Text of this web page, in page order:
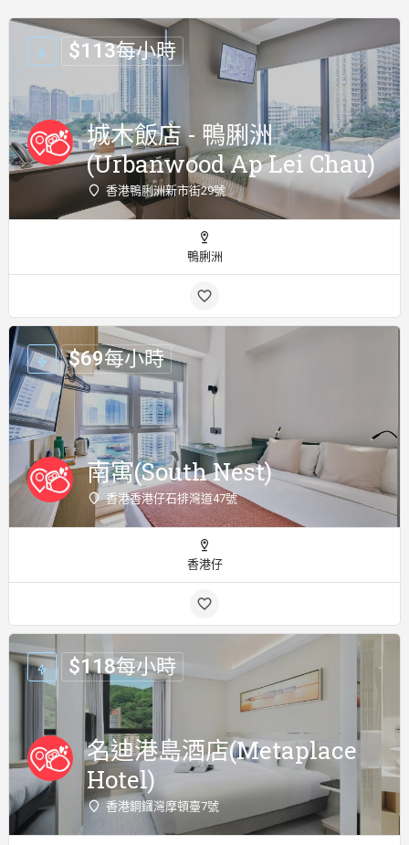
城木飯店 - 鴨脷洲
(Urbanwood Ap Lei Chau)
香港鴨脷洲新市街29號
$113每小時
鴨脷洲
南寓(South Nest)
香港香港仔石排灣道47號
$69每小時
香港仔
名迪港島酒店(Metaplace
Hotel)
香港銅鑼灣摩頓臺7號
$118每小時